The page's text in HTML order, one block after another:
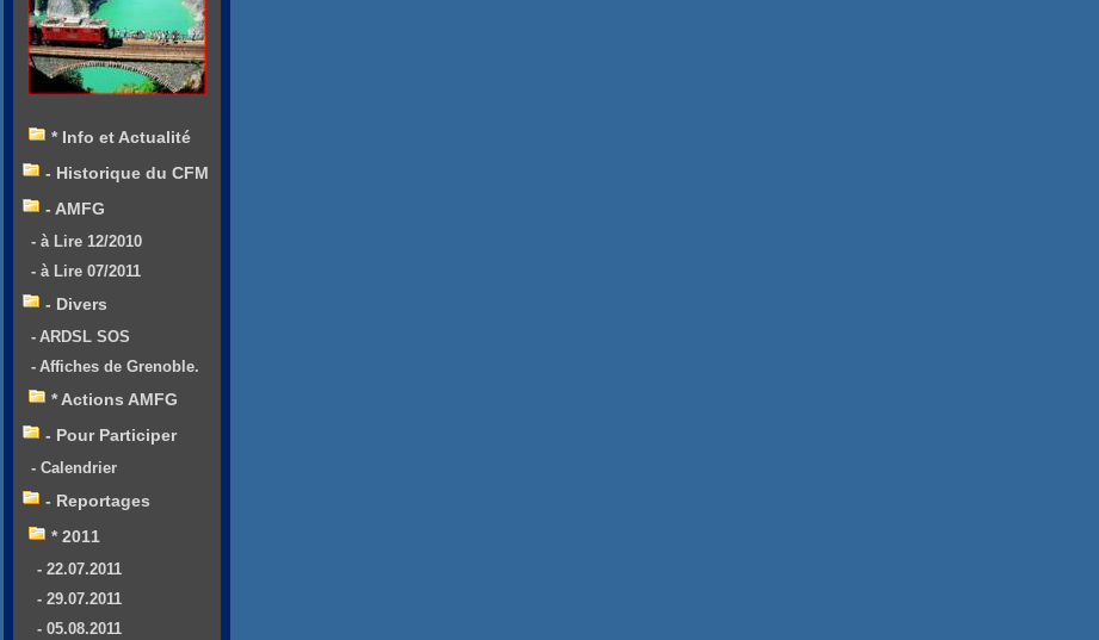
* Info et Actualité
- Historique du CFM
- AMFG
- à Lire 12/2010
- à Lire 07/2011
- Divers
- ARDSL SOS
- Affiches de Grenoble.
* Actions AMFG
- Pour Participer
- Calendrier
- Reportages
* 2011
- 22.07.2011
- 29.07.2011
- 05.08.2011